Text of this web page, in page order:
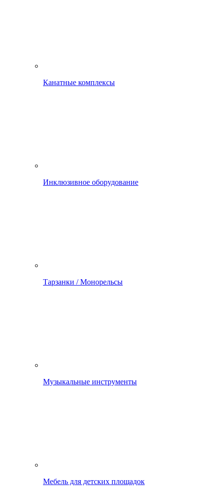
Канатные комплексы
Инклюзивное оборудование
Тарзанки / Монорельсы
Музыкальные инструменты
Мебель для детских площадок